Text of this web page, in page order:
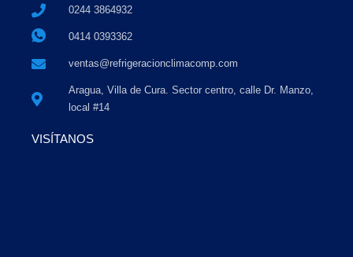
0244 3864932
0414 0393362
ventas@refrigeracionclimacomp.com
Aragua, Villa de Cura. Sector centro, calle Dr. Manzo,
local #14
VISÍTANOS